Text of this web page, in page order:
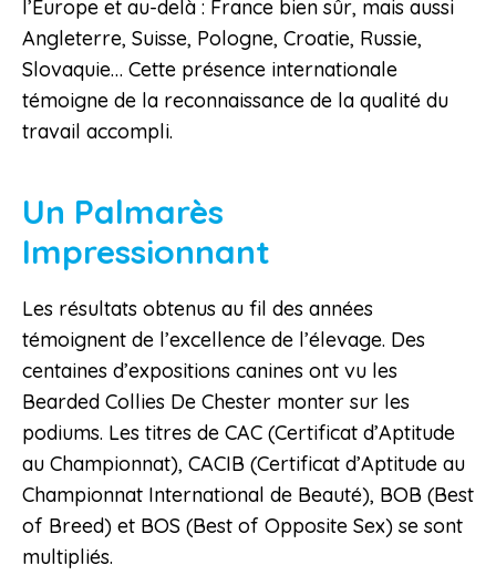
l’Europe et au-delà : France bien sûr, mais aussi
Angleterre, Suisse, Pologne, Croatie, Russie,
Slovaquie… Cette présence internationale
témoigne de la reconnaissance de la qualité du
travail accompli.
Un Palmarès
Impressionnant
Les résultats obtenus au fil des années
témoignent de l’excellence de l’élevage. Des
centaines d’expositions canines ont vu les
Bearded Collies De Chester monter sur les
podiums. Les titres de CAC (Certificat d’Aptitude
au Championnat), CACIB (Certificat d’Aptitude au
Championnat International de Beauté), BOB (Best
of Breed) et BOS (Best of Opposite Sex) se sont
multipliés.